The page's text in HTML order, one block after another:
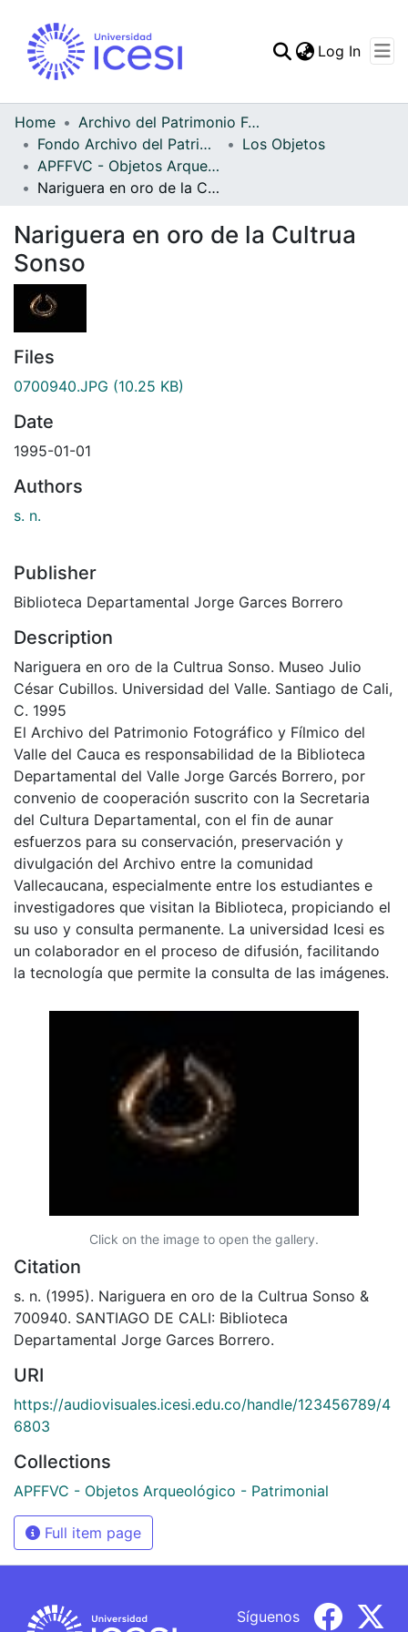
Statistics
Log In
Home
Archivo del Patrimonio Fotográfico y Fílmico del Valle del Cauca
Fondo Archivo del Patrimonio Fotográfico y Fílmico del Valle del Cauca
Los Objetos
APFFVC - Objetos Arqueológico - Patrimonial
Nariguera en oro de la Cultrua Sonso
Nariguera en oro de la Cultrua
Sonso
Files
0700940.JPG (10.25 KB)
Date
1995-01-01
Authors
s. n.
Publisher
Biblioteca Departamental Jorge Garces Borrero
Description
Nariguera en oro de la Cultrua Sonso. Museo Julio
César Cubillos. Universidad del Valle. Santiago de Cali,
C. 1995
El Archivo del Patrimonio Fotográfico y Fílmico del
Valle del Cauca es responsabilidad de la Biblioteca
Departamental del Valle Jorge Garcés Borrero, por
convenio de cooperación suscrito con la Secretaria
del Cultura Departamental, con el fin de aunar
esfuerzos para su conservación, preservación y
divulgación del Archivo entre la comunidad
Vallecaucana, especialmente entre los estudiantes e
investigadores que visitan la Biblioteca, propiciando el
su uso y consulta permanente. La universidad Icesi es
un colaborador en el proceso de difusión, facilitando
la tecnología que permite la consulta de las imágenes.
Click on the image to open the gallery.
Citation
s. n. (1995). Nariguera en oro de la Cultrua Sonso &
700940. SANTIAGO DE CALI: Biblioteca
Departamental Jorge Garces Borrero.
URI
https://audiovisuales.icesi.edu.co/handle/123456789/4
6803
Collections
APFFVC - Objetos Arqueológico - Patrimonial
Full item page
Síguenos